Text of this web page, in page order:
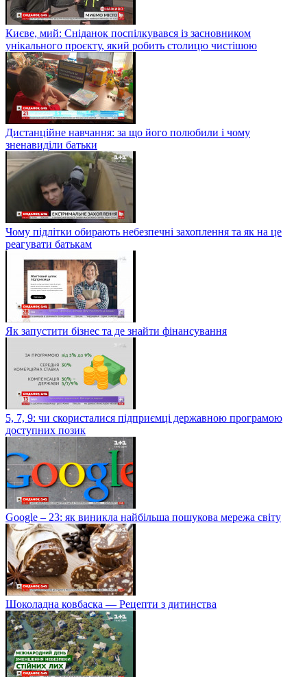
Києве, мий: Сніданок поспілкувався із засновником
унікального проєкту, який робить столицю чистішою
Дистанційне навчання: за що його полюбили і чому
зненавиділи батьки
Чому підлітки обирають небезпечні захоплення та як на це
реагувати батькам
Як запустити бізнес та де знайти фінансування
5, 7, 9: чи скористалися підприємці державною програмою
доступних позик
Google – 23: як виникла найбільша пошукова мережа світу
Шоколадна ковбаска — Рецепти з дитинства